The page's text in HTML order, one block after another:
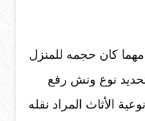
كان حجمه للمنزل
نوع ونش رفع
الأثاث المراد نقله